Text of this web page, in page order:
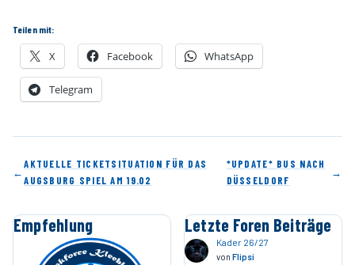
Teilen mit:
X Facebook WhatsApp
Telegram
←
AKTUELLE TICKETSITUATION FÜR DAS
AUGSBURG SPIEL AM 19.02
*UPDATE* BUS NACH
DÜSSELDORF
→
Empfehlung Letzte Foren Beiträge
Kader 26/27
von Flipsi